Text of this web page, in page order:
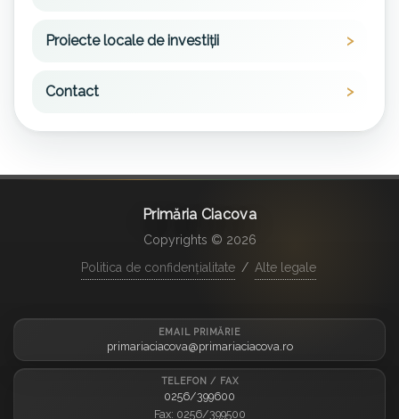
Proiecte locale de investiții
Contact
Primăria Ciacova
Copyrights © 2026
Politica de confidențialitate / Alte legale
EMAIL PRIMĂRIE
primariaciacova@primariaciacova.ro
TELEFON / FAX
0256/399600
Fax: 0256/399500